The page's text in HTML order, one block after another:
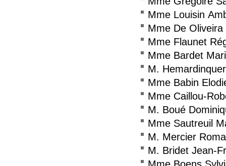
Mme Louisin
Mme De Oliveira
Mme Flaunet
Mme Bardet
M.
Mme Babin
Mme Caillou-
M. Boué
Mme Sautreuil
M. Mercier
M. Bridet Jean-